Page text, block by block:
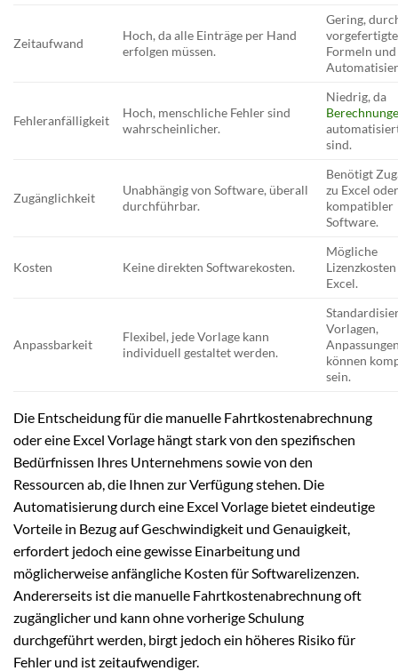
Zeitaufwand
Hoch, da alle Einträge per Hand
erfolgen müssen.
Gering,
vorgefertigte
Formeln und
Fehleranfälligkeit
Hoch, menschliche Fehler sind
wahrscheinlicher.
Niedrig, da
sind.
Zugänglichkeit
Unabhängig von Software, überall
durchführbar.
Benötigt
zu Excel
kompatibler
Software.
Kosten Keine direkten Softwarekosten.
Mögliche
Excel.
Anpassbarkeit
Flexibel, jede Vorlage kann
individuell gestaltet werden.
Vorlagen,
können
sein.
Die Entscheidung für die manuelle Fahrtkostenabrechnung
oder eine Excel Vorlage hängt stark von den spezifischen
Bedürfnissen Ihres Unternehmens sowie von den
Ressourcen ab, die Ihnen zur Verfügung stehen. Die
Automatisierung durch eine Excel Vorlage bietet eindeutige
Vorteile in Bezug auf Geschwindigkeit und Genauigkeit,
erfordert jedoch eine gewisse Einarbeitung und
möglicherweise anfängliche Kosten für Softwarelizenzen.
Andererseits ist die manuelle Fahrtkostenabrechnung oft
zugänglicher und kann ohne vorherige Schulung
durchgeführt werden, birgt jedoch ein höheres Risiko für
Fehler und ist zeitaufwendiger.